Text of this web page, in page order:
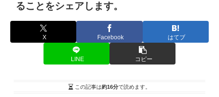
ることをシェアします。
X Facebook はてブ
LINE コピー
この記事は約16分で読めます。